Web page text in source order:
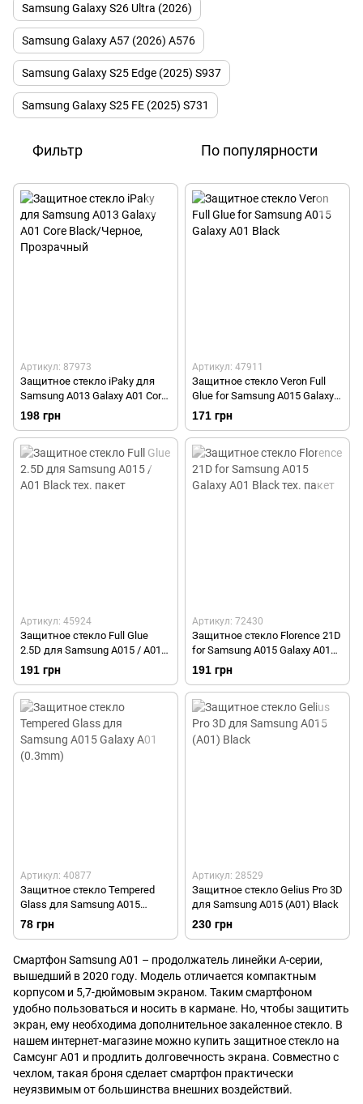
Samsung Galaxy S26 Ultra (2026)
Samsung Galaxy A57 (2026) A576
Samsung Galaxy S25 Edge (2025) S937
Samsung Galaxy S25 FE (2025) S731
Фильтр По популярности
Артикул: 87973
Защитное стекло iPaky для
Samsung A013 Galaxy A01 Core
Black/Черное
198 грн
Артикул: 47911
Защитное стекло Veron Full
Glue for Samsung A015 Galaxy
A01 Black
171 грн
Артикул: 45924
Защитное стекло Full Glue
2.5D для Samsung A015 / A01
Black тех. пакет
191 грн
Артикул: 72430
Защитное стекло Florence 21D
for Samsung A015 Galaxy A01
Black тех. пакет
191 грн
Артикул: 40877
Защитное стекло Tempered
Glass для Samsung A015
Galaxy A01 (0.3mm)
78 грн
Артикул: 28529
Защитное стекло Gelius Pro 3D
для Samsung A015 (A01) Black
230 грн
Смартфон Samsung A01 – продолжатель линейки А-серии,
вышедший в 2020 году. Модель отличается компактным
корпусом и 5,7-дюймовым экраном. Таким смартфоном
удобно пользоваться и носить в кармане. Но, чтобы защитить
экран, ему необходима дополнительное закаленное стекло. В
нашем интернет-магазине можно купить защитное стекло на
Самсунг А01 и продлить долговечность экрана. Совместно с
чехлом, такая броня сделает смартфон практически
неуязвимым от большинства внешних воздействий.